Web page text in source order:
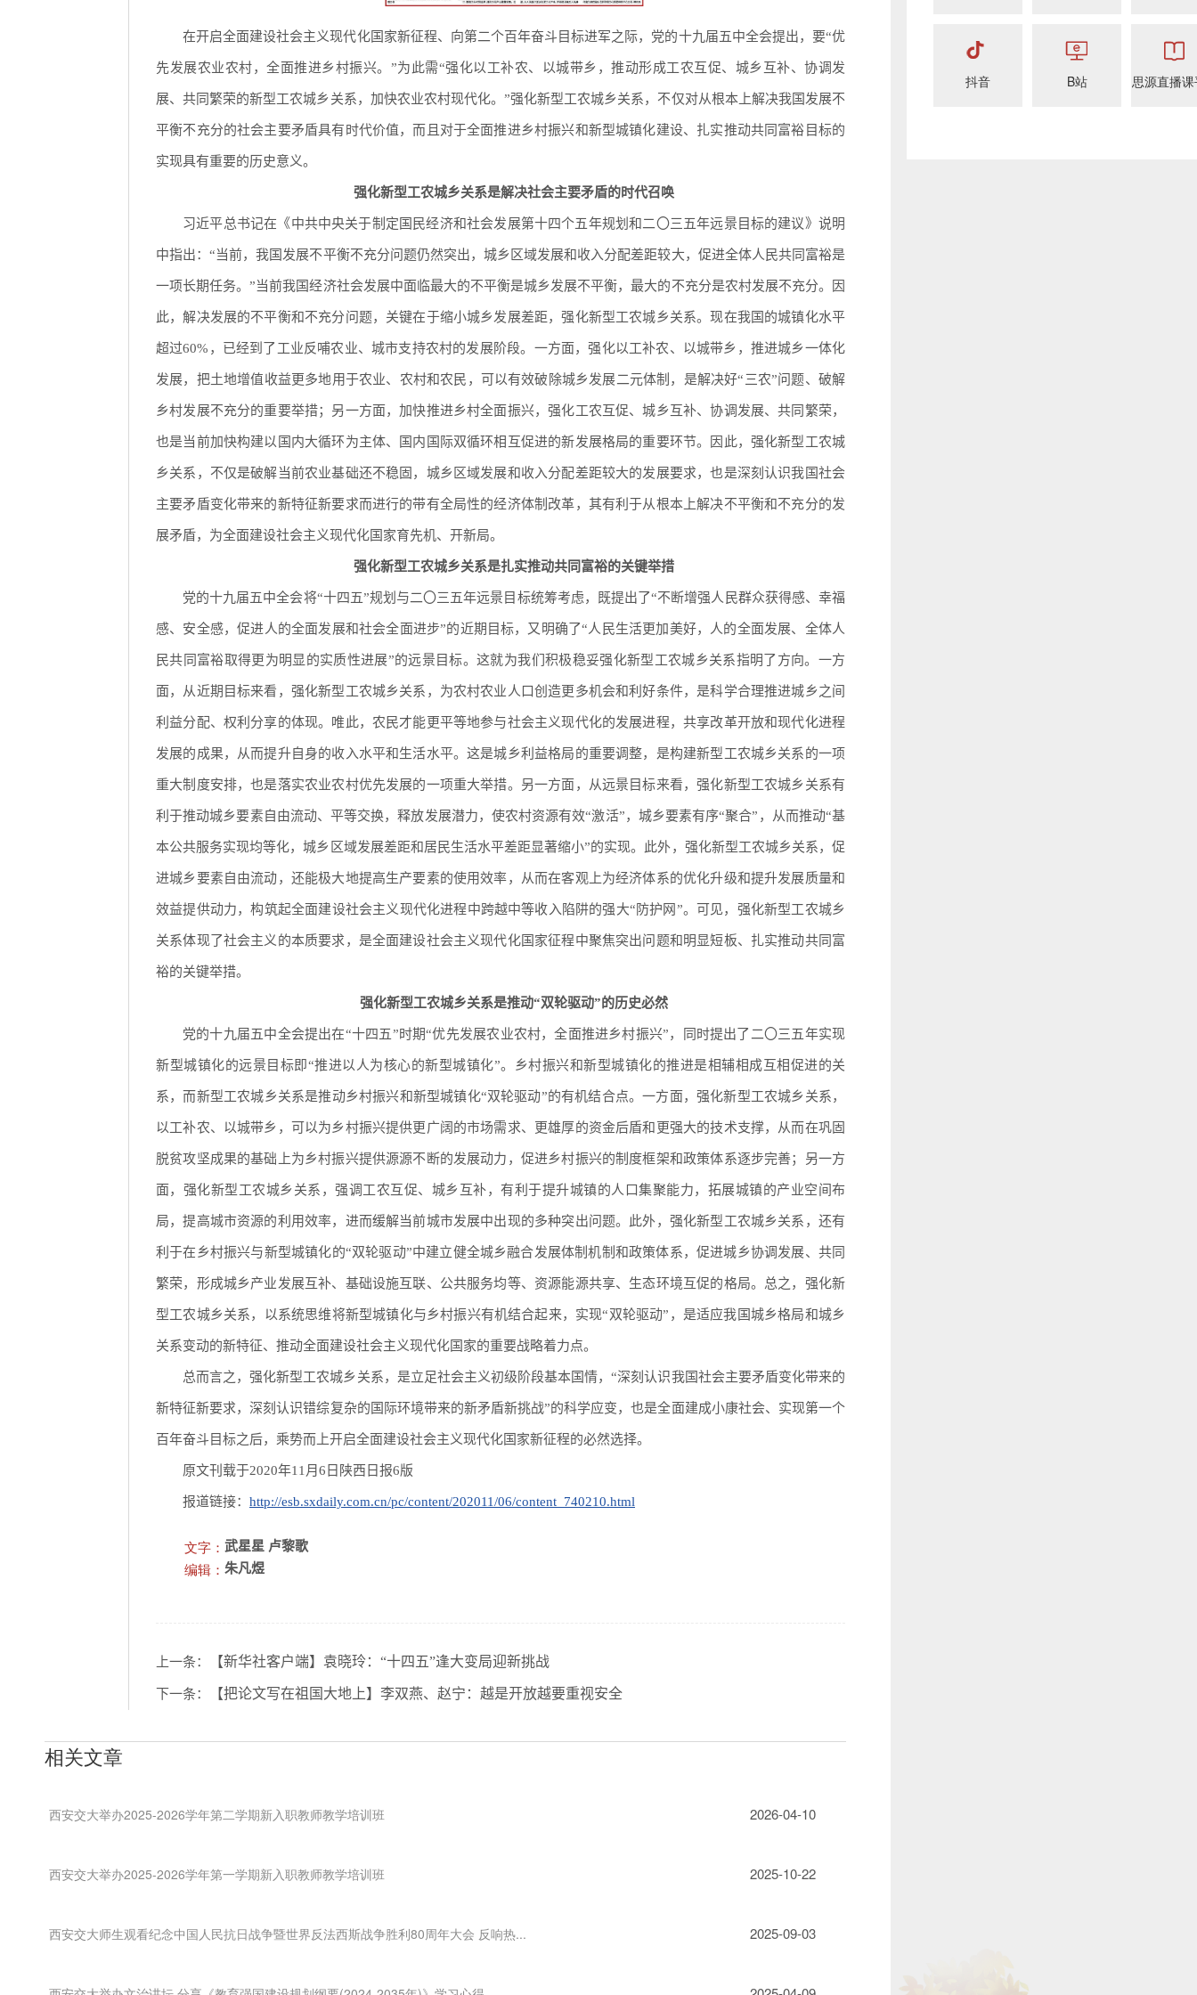
在开启全面建设社会主义现代化国家新征程、向第二个百年奋斗目标进军之际，党的十九届五中全会提出，要“优
先发展农业农村，全面推进乡村振兴。”为此需“强化以工补农、以城带乡，推动形成工农互促、城乡互补、协调发
展、共同繁荣的新型工农城乡关系，加快农业农村现代化。”强化新型工农城乡关系，不仅对从根本上解决我国发展不
平衡不充分的社会主要矛盾具有时代价值，而且对于全面推进乡村振兴和新型城镇化建设、扎实推动共同富裕目标的
实现具有重要的历史意义。
强化新型工农城乡关系是解决社会主要矛盾的时代召唤
习近平总书记在《中共中央关于制定国民经济和社会发展第十四个五年规划和二〇三五年远景目标的建议》说明
中指出：“当前，我国发展不平衡不充分问题仍然突出，城乡区域发展和收入分配差距较大，促进全体人民共同富裕是
一项长期任务。”当前我国经济社会发展中面临最大的不平衡是城乡发展不平衡，最大的不充分是农村发展不充分。因
此，解决发展的不平衡和不充分问题，关键在于缩小城乡发展差距，强化新型工农城乡关系。现在我国的城镇化水平
超过60%，已经到了工业反哺农业、城市支持农村的发展阶段。一方面，强化以工补农、以城带乡，推进城乡一体化
发展，把土地增值收益更多地用于农业、农村和农民，可以有效破除城乡发展二元体制，是解决好“三农”问题、破解
乡村发展不充分的重要举措；另一方面，加快推进乡村全面振兴，强化工农互促、城乡互补、协调发展、共同繁荣，
也是当前加快构建以国内大循环为主体、国内国际双循环相互促进的新发展格局的重要环节。因此，强化新型工农城
乡关系，不仅是破解当前农业基础还不稳固，城乡区域发展和收入分配差距较大的发展要求，也是深刻认识我国社会
主要矛盾变化带来的新特征新要求而进行的带有全局性的经济体制改革，其有利于从根本上解决不平衡和不充分的发
展矛盾，为全面建设社会主义现代化国家育先机、开新局。
强化新型工农城乡关系是扎实推动共同富裕的关键举措
党的十九届五中全会将“十四五”规划与二〇三五年远景目标统筹考虑，既提出了“不断增强人民群众获得感、幸福
感、安全感，促进人的全面发展和社会全面进步”的近期目标，又明确了“人民生活更加美好，人的全面发展、全体人
民共同富裕取得更为明显的实质性进展”的远景目标。这就为我们积极稳妥强化新型工农城乡关系指明了方向。一方
面，从近期目标来看，强化新型工农城乡关系，为农村农业人口创造更多机会和利好条件，是科学合理推进城乡之间
利益分配、权利分享的体现。唯此，农民才能更平等地参与社会主义现代化的发展进程，共享改革开放和现代化进程
发展的成果，从而提升自身的收入水平和生活水平。这是城乡利益格局的重要调整，是构建新型工农城乡关系的一项
重大制度安排，也是落实农业农村优先发展的一项重大举措。另一方面，从远景目标来看，强化新型工农城乡关系有
利于推动城乡要素自由流动、平等交换，释放发展潜力，使农村资源有效“激活”，城乡要素有序“聚合”，从而推动“基
本公共服务实现均等化，城乡区域发展差距和居民生活水平差距显著缩小”的实现。此外，强化新型工农城乡关系，促
进城乡要素自由流动，还能极大地提高生产要素的使用效率，从而在客观上为经济体系的优化升级和提升发展质量和
效益提供动力，构筑起全面建设社会主义现代化进程中跨越中等收入陷阱的强大“防护网”。可见，强化新型工农城乡
关系体现了社会主义的本质要求，是全面建设社会主义现代化国家征程中聚焦突出问题和明显短板、扎实推动共同富
裕的关键举措。
强化新型工农城乡关系是推动“双轮驱动”的历史必然
党的十九届五中全会提出在“十四五”时期“优先发展农业农村，全面推进乡村振兴”，同时提出了二〇三五年实现
新型城镇化的远景目标即“推进以人为核心的新型城镇化”。乡村振兴和新型城镇化的推进是相辅相成互相促进的关
系，而新型工农城乡关系是推动乡村振兴和新型城镇化“双轮驱动”的有机结合点。一方面，强化新型工农城乡关系，
以工补农、以城带乡，可以为乡村振兴提供更广阔的市场需求、更雄厚的资金后盾和更强大的技术支撑，从而在巩固
脱贫攻坚成果的基础上为乡村振兴提供源源不断的发展动力，促进乡村振兴的制度框架和政策体系逐步完善；另一方
面，强化新型工农城乡关系，强调工农互促、城乡互补，有利于提升城镇的人口集聚能力，拓展城镇的产业空间布
局，提高城市资源的利用效率，进而缓解当前城市发展中出现的多种突出问题。此外，强化新型工农城乡关系，还有
利于在乡村振兴与新型城镇化的“双轮驱动”中建立健全城乡融合发展体制机制和政策体系，促进城乡协调发展、共同
繁荣，形成城乡产业发展互补、基础设施互联、公共服务均等、资源能源共享、生态环境互促的格局。总之，强化新
型工农城乡关系，以系统思维将新型城镇化与乡村振兴有机结合起来，实现“双轮驱动”，是适应我国城乡格局和城乡
关系变动的新特征、推动全面建设社会主义现代化国家的重要战略着力点。
总而言之，强化新型工农城乡关系，是立足社会主义初级阶段基本国情，“深刻认识我国社会主要矛盾变化带来的
新特征新要求，深刻认识错综复杂的国际环境带来的新矛盾新挑战”的科学应变，也是全面建成小康社会、实现第一个
百年奋斗目标之后，乘势而上开启全面建设社会主义现代化国家新征程的必然选择。
原文刊载于2020年11月6日陕西日报6版
报道链接： http://esb.sxdaily.com.cn/pc/content/202011/06/content_740210.html
文字： 武星星 卢黎歌
编辑： 朱凡煜
上一条： 【新华社客户端】袁晓玲：“十四五”逢大变局迎新挑战
下一条： 【把论文写在祖国大地上】李双燕、赵宁：越是开放越要重视安全
相关文章
西安交大举办2025-2026学年第二学期新入职教师教学培训班 2026-04-10
西安交大举办2025-2026学年第一学期新入职教师教学培训班 2025-10-22
西安交大师生观看纪念中国人民抗日战争暨世界反法西斯战争胜利80周年大会 反响热... 2025-09-03
抖音 B站 思源直播